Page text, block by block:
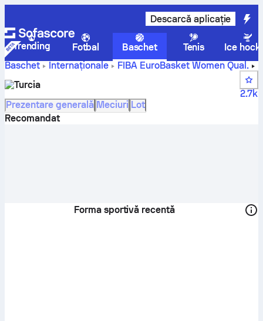
Descarcă aplicație
Trending Fotbal Baschet Tenis
Ice
Baschet
Internaționale
FIBA EuroBasket Women Qual.
Turcia
2.7k
Prezentare generală Meciuri Lot
Recomandat
Forma sportivă recentă